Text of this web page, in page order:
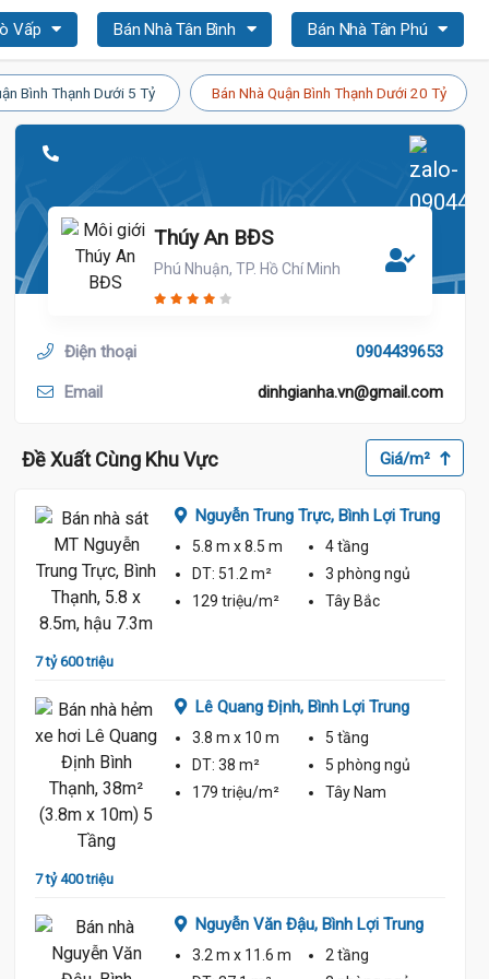
Vấp Bán Nhà Tân Bình Bán Nhà Tân Phú
Bình Thạnh Dưới 5 Tỷ Bán Nhà Quận Bình Thạnh Dưới 20 Tỷ
7.7 Tỷ
Thúy An BĐS
Phú Nhuận, TP. Hồ Chí Minh
Điện thoại 0904439653
Email dinhgianha.vn@gmail.com
Đề Xuất Cùng Khu Vực Giá/m²
7 tỷ 600 triệu
Nguyễn Trung Trực, Bình Lợi Trung
5.8 m x 8.5 m
4 tầng
DT: 51.2 m² 3 phòng ngủ
129 triệu/m²
Tây Bắc
7 tỷ 400 triệu
Lê Quang Định, Bình Lợi Trung
3.8 m x 10 m
5 tầng
DT: 38 m² 5 phòng ngủ
179 triệu/m²
Tây Nam
Nguyễn Văn Đậu, Bình Lợi Trung
3.2 m x 11.6 m
2 tầng